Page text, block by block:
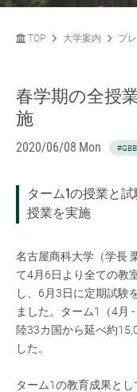
TOP 大学案内 プ
春学期の全授
施
2020/06/08 Mon
ターム1の授業と
授業を実施
名古屋商科大学（学長
て4月6日より全ての教
し、6月3日に定期試験
ました。ターム1（4月
陸33カ国から延べ約
した。
ターム1の教育成果と